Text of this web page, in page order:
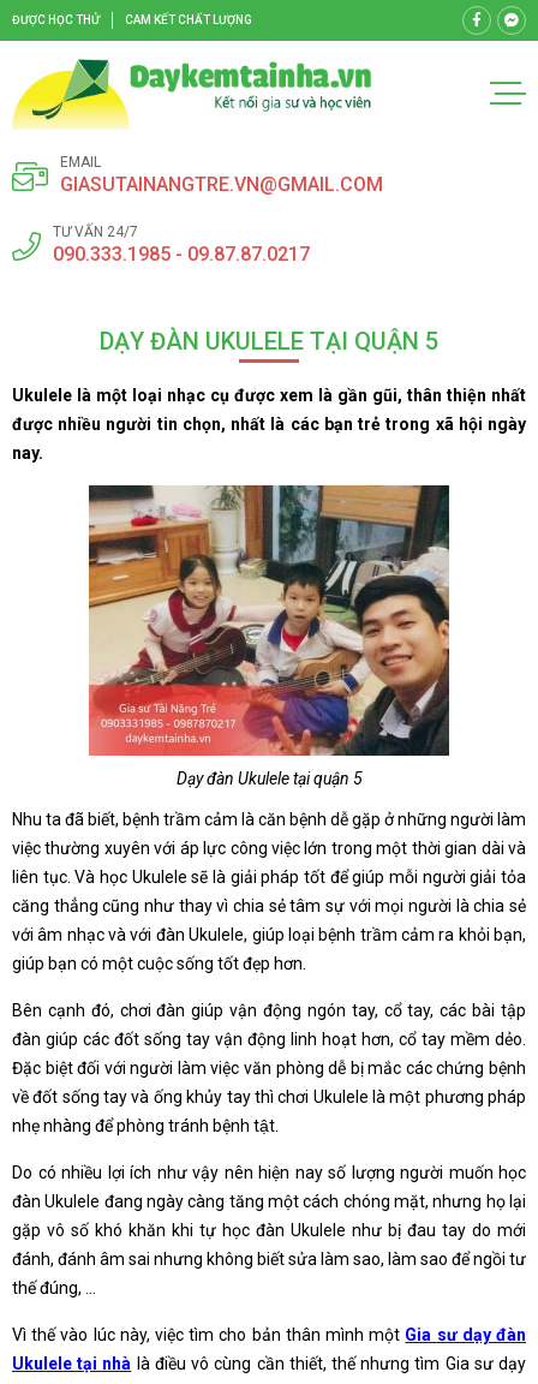
ĐƯỢC HỌC THỬ CAM KẾT CHẤT LƯỢNG
EMAIL
GIASUTAINANGTRE.VN@GMAIL.COM
TƯ VẤN 24/7
090.333.1985 - 09.87.87.0217
DẠY ĐÀN UKULELE TẠI QUẬN 5
Ukulele là một loại nhạc cụ được xem là gần gũi, thân thiện nhất
được nhiều người tin chọn, nhất là các bạn trẻ trong xã hội ngày
nay.
Dạy đàn Ukulele tại quận 5
Nhu ta đã biết, bệnh trầm cảm là căn bệnh dễ gặp ở những người làm
việc thường xuyên với áp lực công việc lớn trong một thời gian dài và
liên tục. Và học Ukulele sẽ là giải pháp tốt để giúp mỗi người giải tỏa
căng thẳng cũng như thay vì chia sẻ tâm sự với mọi người là chia sẻ
với âm nhạc và với đàn Ukulele, giúp loại bệnh trầm cảm ra khỏi bạn,
giúp bạn có một cuộc sống tốt đẹp hơn.
Bên cạnh đó, chơi đàn giúp vận động ngón tay, cổ tay, các bài tập
đàn giúp các đốt sống tay vận động linh hoạt hơn, cổ tay mềm dẻo.
Đặc biệt đối với người làm việc văn phòng dễ bị mắc các chứng bệnh
về đốt sống tay và ống khủy tay thì chơi Ukulele là một phương pháp
nhẹ nhàng để phòng tránh bệnh tật.
Do có nhiều lợi ích như vậy nên hiện nay số lượng người muốn học
đàn Ukulele đang ngày càng tăng một cách chóng mặt, nhưng họ lại
gặp vô số khó khăn khi tự học đàn Ukulele như bị đau tay do mới
đánh, đánh âm sai nhưng không biết sửa làm sao, làm sao để ngồi tư
thế đúng, …
Vì thế vào lúc này, việc tìm cho bản thân mình một Gia sư dạy đàn
Ukulele tại nhà là điều vô cùng cần thiết, thế nhưng tìm Gia sư dạy